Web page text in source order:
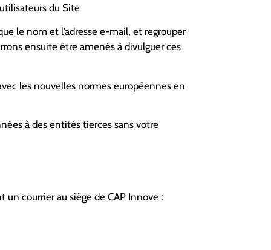
du Site
le nom et l’adresse e-mail, et regrouper
ensuite être amenés à divulguer ces
les nouvelles normes européennes en
à des entités tierces sans votre
courrier au siège de CAP Innove :